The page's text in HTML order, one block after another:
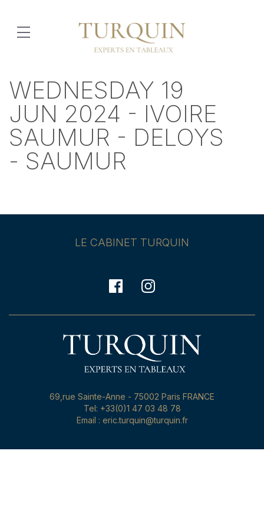
WEDNESDAY 19
JUN 2024 - IVOIRE
SAUMUR - DELOYS
- SAUMUR
LE CABINET TURQUIN
69,rue Sainte-Anne - 75002 Paris FRANCE
Tel: +33(0)1 47 03 48 78
Email : eric.turquin@turquin.fr